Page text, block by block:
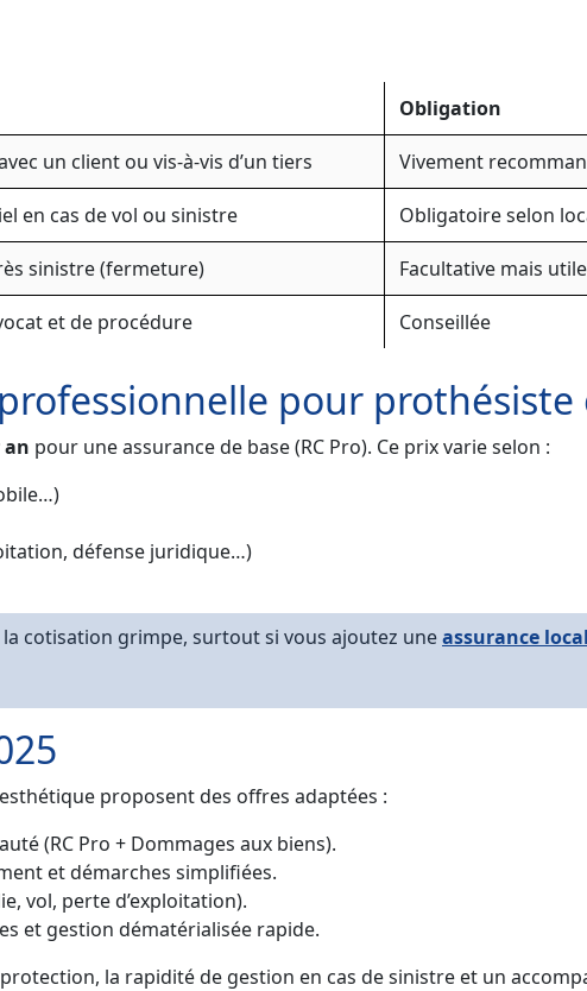
Obligation
un client ou vis-à-vis d’un tiers Vivement
en cas de vol ou sinistre Obligatoire selon
sinistre (fermeture) Facultative mais utile
et de procédure Conseillée
pour
an pour une assurance de base (RC Pro). Ce prix varie selon :
défense juridique…)
cotisation grimpe, surtout si vous ajoutez uneassurance
proposent des offres adaptées :
(RC Pro + Dommages aux biens).
et démarches simplifiées.
vol, perte d’exploitation).
et gestion dématérialisée rapide.
la rapidité de gestion en cas de sinistre et un